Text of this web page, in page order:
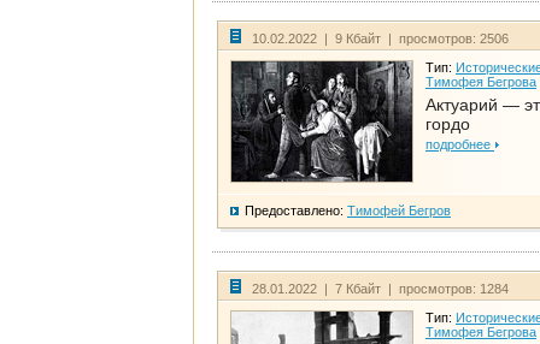
10.02.2022 | 9 Кбайт | просмотров: 2506
Тип:
Тимофея Бегрова
Актуарий —
гордо
подробнее
Предоставлено: Тимофей Бегров
28.01.2022 | 7 Кбайт | просмотров: 1284
Тип:
Тимофея Бегрова